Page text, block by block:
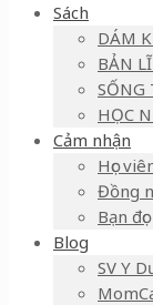
Sách
DÁM
BẢN
SỐNG
HỌC
Cảm nhận
Học
Đồng
Bạn đọc
Blog
SV Y